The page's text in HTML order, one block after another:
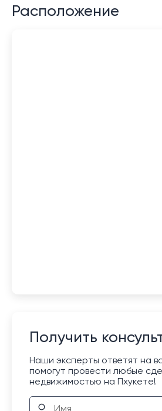
Расположение
Получить
Наши эксперты ответят на
помогут провести любые
недвижимостью на Пхукете!